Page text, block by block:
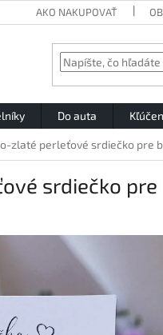
AKO NAKUPOVAŤ
Do auta
zlaté perleťové srdiečko pre
srdiečko pre